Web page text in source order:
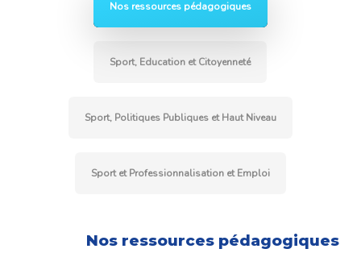
Nos ressources pédagogiques
Sport, Education et Citoyenneté
Sport, Politiques Publiques et Haut Niveau
Sport et Professionnalisation et Emploi
Nos ressources pédagogiques